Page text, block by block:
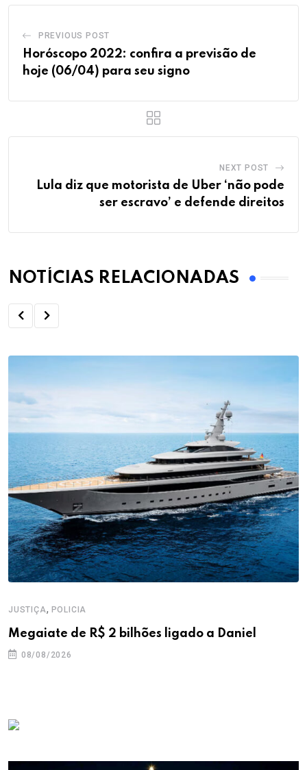
PREVIOUS POST
Horóscopo 2022: confira a previsão de
hoje (06/04) para seu signo
NEXT POST
Lula diz que motorista de Uber ‘não pode
ser escravo’ e defende direitos
NOTÍCIAS RELACIONADAS
JUSTIÇA, POLICIA
Megaiate de R$ 2 bilhões ligado a Daniel
08/08/2026